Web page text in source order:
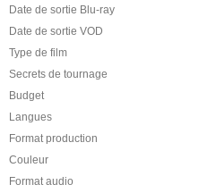
Date de sortie Blu-ray
Date de sortie VOD
Type de film
Secrets de tournage
Budget
Langues
Format production
Couleur
Format audio